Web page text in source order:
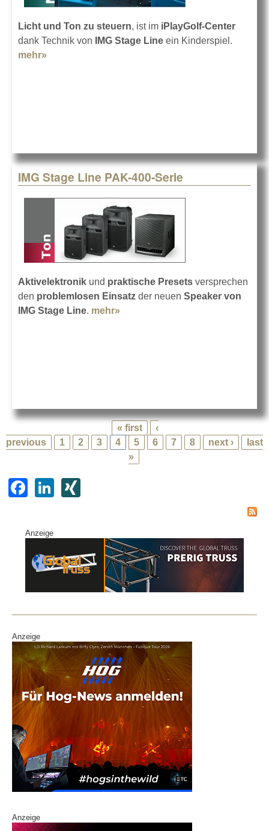
Licht und Ton zu steuern, ist im iPlayGolf-Center
dank Technik von
IMG Stage Line ein Kinderspiel.
mehr»
IMG Stage Line PAK-400-Serie
Aktivelektronik und praktische Presets versprechen
den problemlosen Einsatz der neuen Speaker von
IMG Stage Line. mehr»
« first
‹
previous
1 2 3 4 5 6 7 8 next ›
last
»
F
c
e
b
k
Li
e
dI
Anzeige
Anzeige
Anzeige